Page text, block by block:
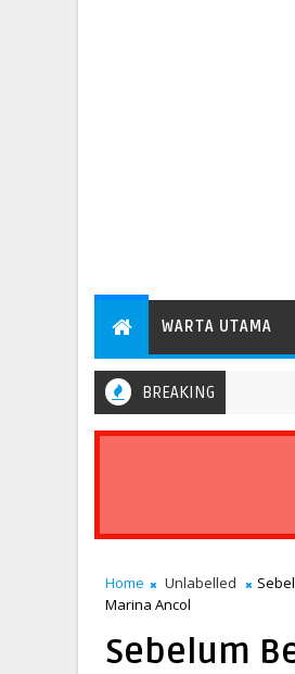
WARTA UTAMA
BREAKING
Tanjung Priok
Home Unlabelled
Marina Ancol
Sebelum